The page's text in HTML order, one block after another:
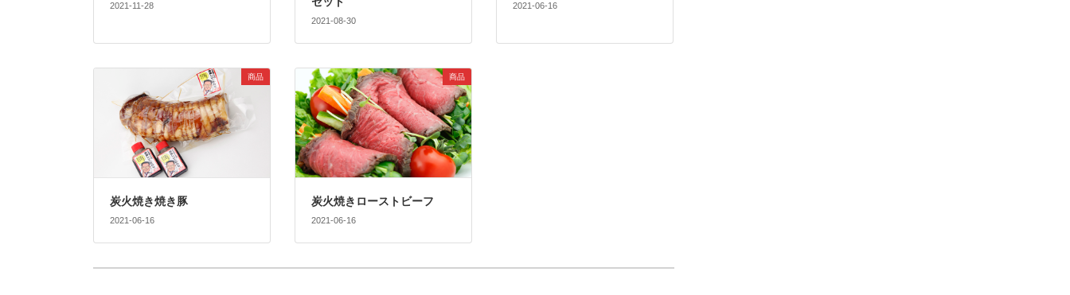
2021-11-28
2021-08-30
2021-06-16
商品
炭火焼き焼き豚
2021-06-16
商品
炭火焼きローストビーフ
2021-06-16